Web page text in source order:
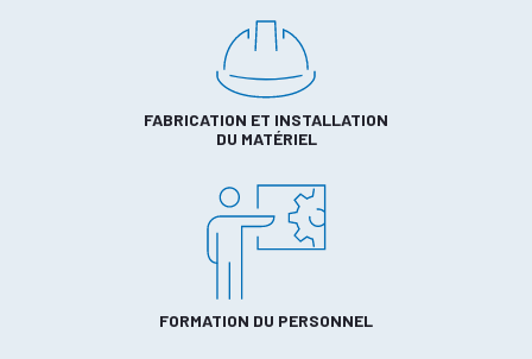
FABRICATION ET INSTALLATION
DU MATÉRIEL
FORMATION DU PERSONNEL